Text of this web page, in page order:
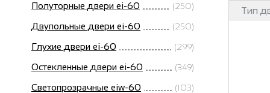
Полуторные двери ei-60 (250)
Двупольные двери ei-60 (250)
Глухие двери ei-60 (299)
Остекленные двери ei-60 (349)
Светопрозрачные eiw-60 (103)
Тип